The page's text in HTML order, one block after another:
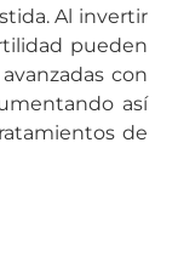
Al invertir
pueden
con
así
de